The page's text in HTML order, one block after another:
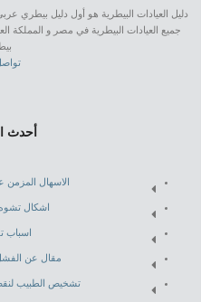
دليل العيادات البيطرية هو أول دليل بيطري
جميع العيادات البيطرية في مصر و المملكة
أحدث
الاسهال
اشكال
اسباب
مقال عن
تشخيص الطبيب